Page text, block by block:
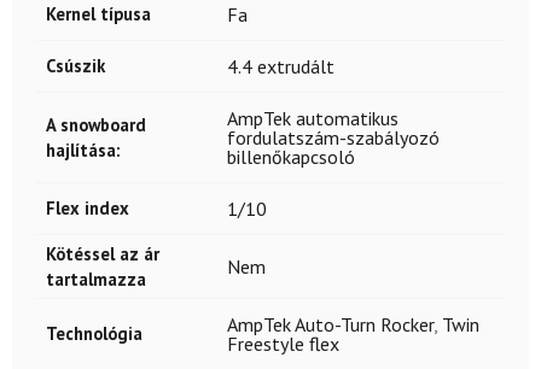
Kernel típusa Fa
Csúszik 4.4 extrudált
A snowboard
hajlítása:
AmpTek automatikus
fordulatszám-szabályozó
billenőkapcsoló
Flex index 1/10
Kötéssel az ár
tartalmazza
Nem
Technológia AmpTek Auto-Turn Rocker, Twin
Freestyle flex